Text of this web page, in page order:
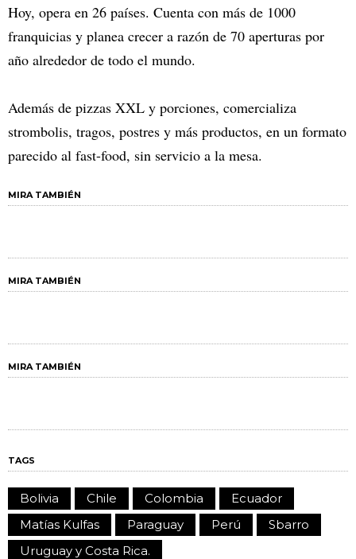
Hoy, opera en 26 países. Cuenta con más de 1000
franquicias y planea crecer a razón de 70 aperturas por
año alrededor de todo el mundo.
Además de pizzas XXL y porciones, comercializa
strombolis, tragos, postres y más productos, en un formato
parecido al fast-food, sin servicio a la mesa.
MIRA TAMBIÉN
MIRA TAMBIÉN
MIRA TAMBIÉN
TAGS
Bolivia Chile Colombia
Ecuador
Matías Kulfas
Paraguay Perú
Sbarro
Uruguay y Costa Rica.